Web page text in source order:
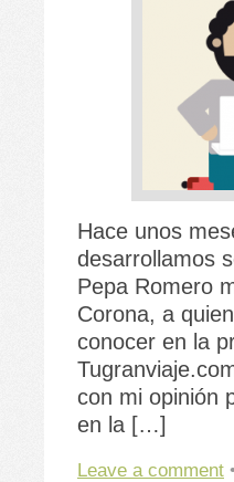
Hace unos
desarrollamos
Pepa Romero
Corona, a
conocer en la
con mi opinión
en la […]
Leave a comment •